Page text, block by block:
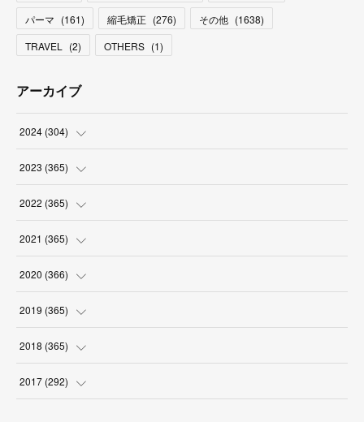
パーマ (161) 縮毛矯正 (276) その他 (1638)
TRAVEL
(2) OTHERS (1)
アーカイブ
2024 (304)
(3)
(31
(30
(31
2023 (365)
(31
(30
(31
(30
2022 (365)
(31
(30
(31
(30
2021 (365)
(31
(30
(31
(30
2020 (366)
(31
(30
(31
2019 (365)
(31
(30
2018 (365)
(31
2017 (292)